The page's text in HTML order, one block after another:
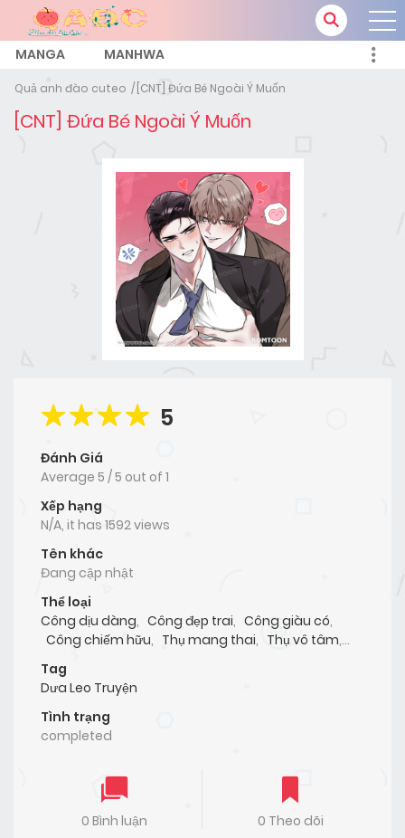
MANGA MANHWA
Quả anh đào cuteo [CNT] Đứa Bé Ngoài Ý Muốn
[CNT] Đứa Bé Ngoài Ý Muốn
5
Đánh Giá
Average 5 /5 out of 1
Xếp hạng
N/A, it has 1592 views
Tên khác
Đang cập nhật
Thể loại
Công dịu dàng, Công đẹp trai, Công giàu có,
Công chiếm hữu, Thụ mang thai, Thụ vô tâm,
Manhwa
Tag
Dưa Leo Truyện
Tình trạng
completed
0 Bình luận 0 Theo dõi